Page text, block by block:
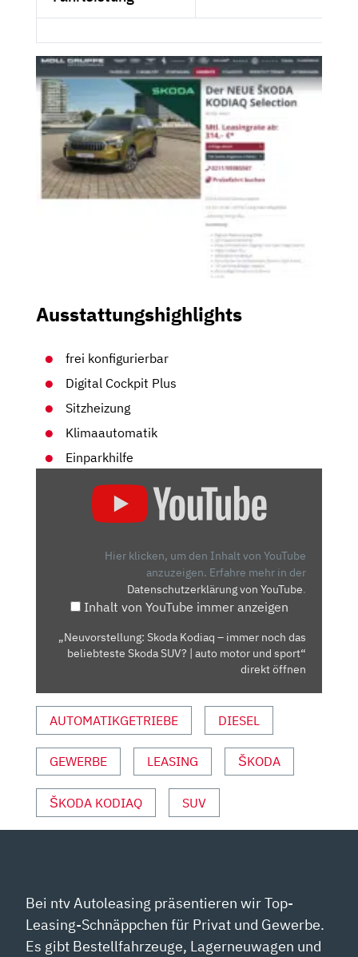
Ausstattungshighlights
frei konfigurierbar
Digital Cockpit Plus
Sitzheizung
Klimaautomatik
Einparkhilfe
BELIEBTESTE
SKODA
MOTOR
UND
SPORT“
VON
ANZEIGEN
Hier klicken, um den Inhalt von YouTube
anzuzeigen. Erfahre mehr in der
Datenschutzerklärung von YouTube.
Inhalt von YouTube immer anzeigen
„Neuvorstellung: Skoda Kodiaq – immer noch das
beliebteste Skoda SUV? | auto motor und sport“
direkt öffnen
AUTOMATIKGETRIEBE DIESEL
GEWERBE LEASING ŠKODA
ŠKODA KODIAQ SUV
Bei ntv Autoleasing präsentieren wir Top-
Leasing-Schnäppchen für Privat und Gewerbe.
Es gibt Bestellfahrzeuge, Lagerneuwagen und